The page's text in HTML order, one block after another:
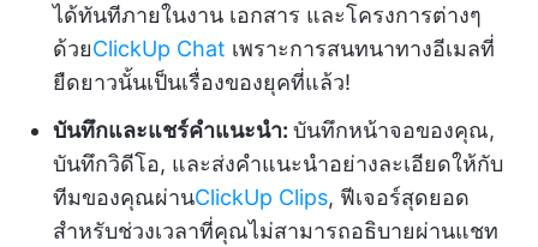
ได้ทันทีภายในงาน เอกสาร และโครงการต่างๆ
ด้วยClickUp Chat เพราะการสนทนาทางอีเมลที่
ยืดยาวนั้นเป็นเรื่องของยุคที่แล้ว!
บันทึกและแชร์คำแนะนำ: บันทึกหน้าจอของคุณ,
บันทึกวิดีโอ, และส่งคำแนะนำอย่างละเอียดให้กับ
ทีมของคุณผ่านClickUp Clips, ฟีเจอร์สุดยอด
สำหรับช่วงเวลาที่คุณไม่สามารถอธิบายผ่านแชท